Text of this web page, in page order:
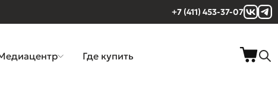
+7 (411) 453-37-07
Где купить